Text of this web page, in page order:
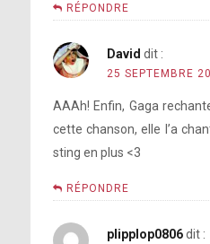
RÉPONDRE
David dit :
25 SEPTEMBRE
AAAh! Enfin, Gaga
cette chanson, elle l’a
sting en plus <3
RÉPONDRE
plipplop0806 dit :